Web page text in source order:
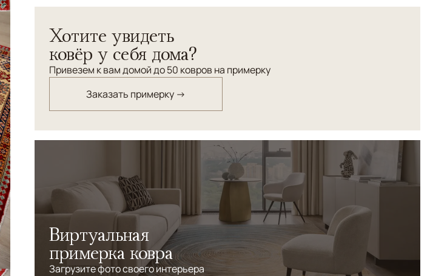
"зашифрованной" орнаменталистикой, с мощной энергетикой, да и просто, - очень
душевные. Перечислять стили интерьеров, в которых используют ковры KAZAKH
сложно. Брутальная изысканность ковра KAZAKH сделает его незаменимым в
фактурном эклектичном интерьере, где приветствуется внедрение винтажных
предметов. Станет превосходным фоном для урбанистического интерьера.
семейными реликвиями.
Хотите увидеть
ковёр у себя дома?
Привезем к вам домой до 50 ковров на примерку
Заказать примерку →
Виртуальная
примерка ковра
Загрузите фото своего интерьера